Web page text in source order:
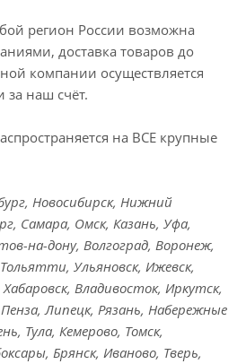
регион России возможна
доставка товаров до
компании осуществляется
наш счёт.
на ВСЕ крупные
Новосибирск, Нижний
Самара, Омск, Казань, Уфа,
на-дону, Волгоград, Воронеж,
Ульяновск, Ижевск,
Владивосток, Иркутск,
Липецк, Рязань, Набережные
Тула, Кемерово, Томск,
Брянск, Иваново, Тверь,